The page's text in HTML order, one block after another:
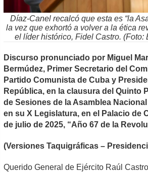
Díaz-Canel recalcó que esta es “la
la vez que exhortó a volver a la ética
el líder histórico, Fidel Castro. (Foto:
Discurso pronunciado por Miguel
Bermúdez, Primer Secretario del
Partido Comunista de Cuba y
República, en la clausura del Quinto
de Sesiones de la Asamblea
en su X Legislatura, en el Palacio de
de julio de 2025, “Año 67 de la
(Versiones Taquigráficas –
Querido General de Ejército Raúl